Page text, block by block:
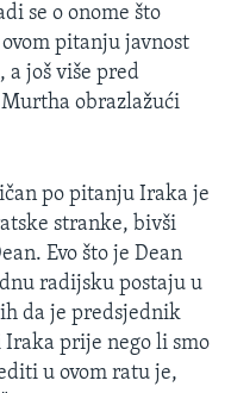
se o onome što
pitanju javnost
još više pred
obrazlažući
po pitanju Iraka je
stranke, bivši
Evo što je Dean
radijsku postaju u
da je predsjednik
prije nego li smo
u ovom ratu je,